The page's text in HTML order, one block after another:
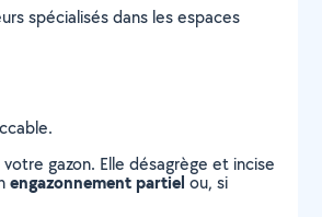
spécialisés dans les espaces
gazon. Elle désagrège et incise
engazonnement partiel ou, si